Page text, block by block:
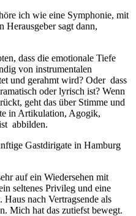
ich wie eine Symphonie, mit
Herausgeber sagt dann,
dass die emotionale Tiefe
von instrumentalen
und gerahmt wird? Oder dass
oder lyrisch ist? Wenn
geht das über Stimme und
in Artikulation, Agogik,
abbilden.
Gastdirigate in Hamburg
auf ein Wiedersehen mit
seltenes Privileg und eine
nach Vertragsende als
Mich hat das zutiefst bewegt.